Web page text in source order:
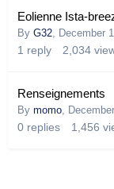
Eolienne Ista-
By G32, December
1 reply 2,034
Renseignements
By momo,
0 replies 1,456